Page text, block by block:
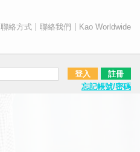
聯絡方式 聯絡我們 Kao Worldwide
登入
註冊
忘記帳號/密碼